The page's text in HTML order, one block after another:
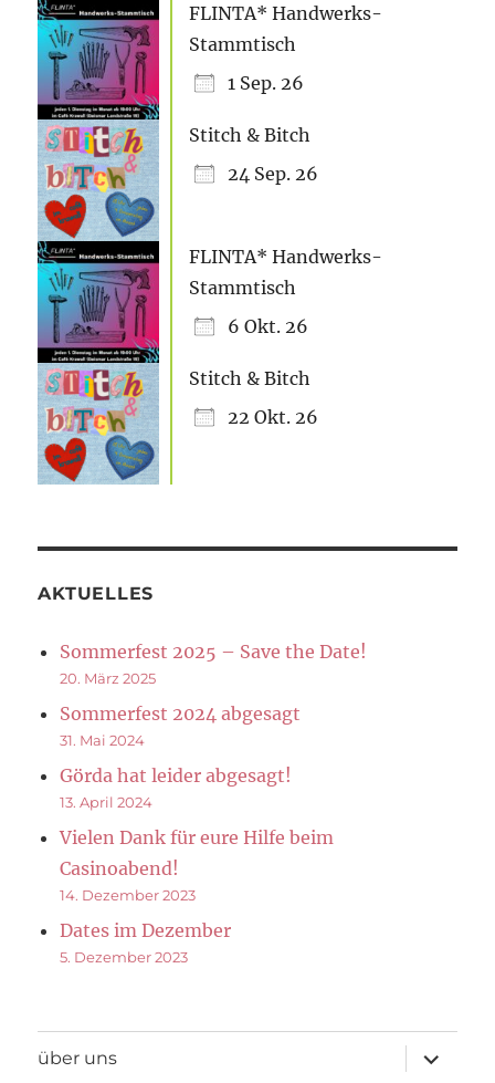
FLINTA* Handwerks-
Stammtisch
1 Sep. 26
Stitch & Bitch
24 Sep. 26
FLINTA* Handwerks-
Stammtisch
6 Okt. 26
Stitch & Bitch
22 Okt. 26
AKTUELLES
Sommerfest 2025 – Save the Date!
20. März 2025
Sommerfest 2024 abgesagt
31. Mai 2024
Görda hat leider abgesagt!
13. April 2024
Vielen Dank für eure Hilfe beim
Casinoabend!
14. Dezember 2023
Dates im Dezember
5. Dezember 2023
über uns
öffnen